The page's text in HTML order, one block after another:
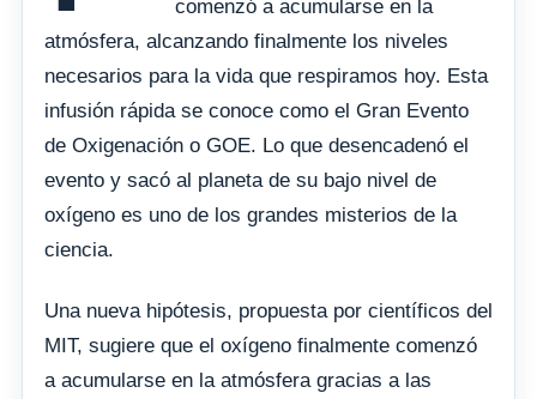
comenzó a acumularse en la
atmósfera, alcanzando finalmente los niveles
necesarios para la vida que respiramos hoy. Esta
infusión rápida se conoce como el Gran Evento
de Oxigenación o GOE. Lo que desencadenó el
evento y sacó al planeta de su bajo nivel de
oxígeno es uno de los grandes misterios de la
ciencia.
Una nueva hipótesis, propuesta por científicos del
MIT, sugiere que el oxígeno finalmente comenzó
a acumularse en la atmósfera gracias a las